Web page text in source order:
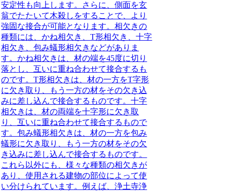
安定性も向上します。さらに、側面を玄
翁でたたいて木殺しをすることで、より
強固な接合が可能となります。相欠きの
種類には、かね相欠き、T形相欠き、十字
相欠き、包み蟻形相欠きなどがありま
す。かね相欠きは、材の端を45度に切り
落とし、互いに重ね合わせて接合するも
のです。T形相欠きは、材の一方をT字形
に欠き取り、もう一方の材をその欠き込
みに差し込んで接合するものです。十字
相欠きは、材の両端を十字形に欠き取
り、互いに重ね合わせて接合するもので
す。包み蟻形相欠きは、材の一方を包み
蟻形に欠き取り、もう一方の材をその欠
き込みに差し込んで接合するものです。
これら以外にも、様々な種類の相欠きが
あり、使用される建物の部位によって使
い分けられています。例えば、浄土寺浄